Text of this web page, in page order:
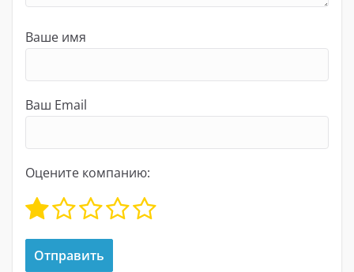
Ваше имя
Ваш Email
Оцените компанию: